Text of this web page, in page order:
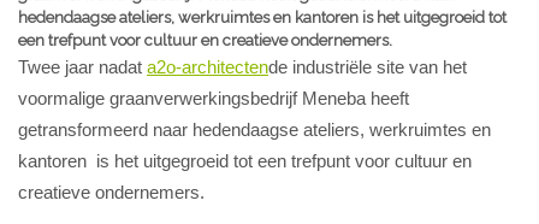
hedendaagse ateliers, werkruimtes en kantoren is het uitgegroeid tot
een trefpunt voor cultuur en creatieve ondernemers.
Twee jaar nadat a2o-architectende industriële site van het
voormalige graanverwerkingsbedrijf Meneba heeft
getransformeerd naar hedendaagse ateliers, werkruimtes en
kantoren is het uitgegroeid tot een trefpunt voor cultuur en
creatieve ondernemers.